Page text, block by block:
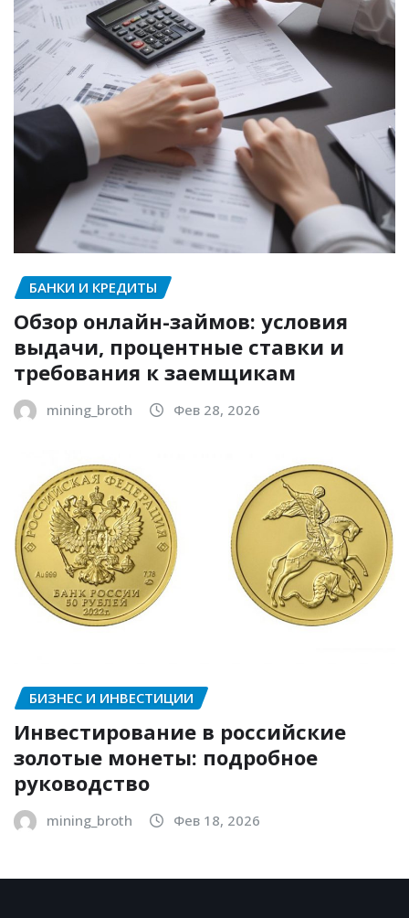
БАНКИ И КРЕДИТЫ
Обзор онлайн-займов: условия
выдачи, процентные ставки и
требования к заемщикам
mining_broth Фев 28, 2026
БИЗНЕС И ИНВЕСТИЦИИ
Инвестирование в российские
золотые монеты: подробное
руководство
mining_broth Фев 18, 2026